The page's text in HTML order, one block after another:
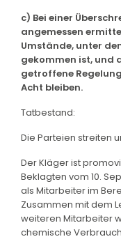
c) Bei einer
angemessen
Umstände, unter
gekommen ist, und
getroffene
Acht bleiben.
Tatbestand:
Die Parteien streiten
Der Kläger ist
Beklagten vom 10.
als Mitarbeiter im
Zusammen mit dem
weiteren Mitarbeiter
chemische